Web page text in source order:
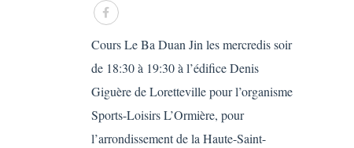
Cours Le Ba Duan Jin les mercredis soir
de 18:30 à 19:30 à l’édifice Denis
Giguère de Loretteville pour l’organisme
Sports-Loisirs L’Ormière, pour
l’arrondissement de la Haute-Saint-